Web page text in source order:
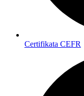
Certifikata CEFR